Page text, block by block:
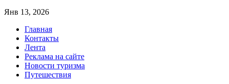
Янв 13, 2026
Главная
Контакты
Лента
Реклама на сайте
Новости туризма
Путешествия